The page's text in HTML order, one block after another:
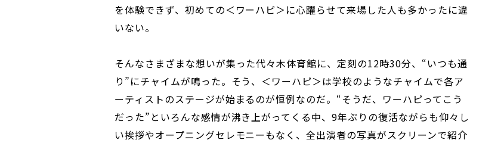
を体験できず、初めての＜ワーハピ＞に心躍らせて来場した人も多かったに違
いない。
そんなさまざまな想いが集った代々木体育館に、定刻の12時30分、“いつも通
り”にチャイムが鳴った。そう、＜ワーハピ＞は学校のようなチャイムで各ア
ーティストのステージが始まるのが恒例なのだ。“そうだ、ワーハピってこう
だった”といろんな感情が沸き上がってくる中、9年ぶりの復活ながらも仰々し
い挨拶やオープニングセレモニーもなく、全出演者の写真がスクリーンで紹介